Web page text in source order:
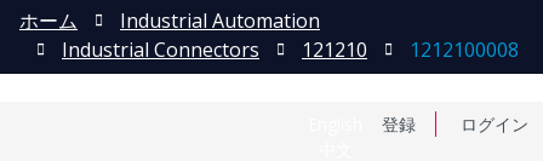
登録 ログイン
ホーム
Industrial Automation
Industrial Connectors
121210 1212100008